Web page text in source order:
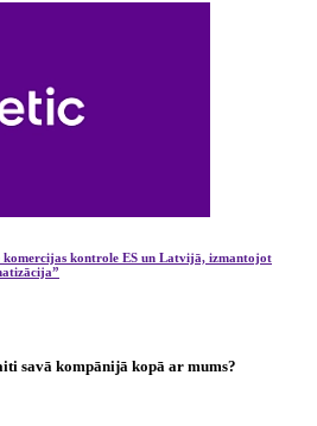
komercijas kontrole ES un Latvijā, izmantojot
savā kompānijā kopā ar mums?